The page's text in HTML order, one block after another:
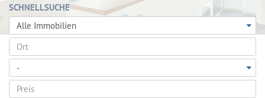
SCHNELLSUCHE
Objektart
Ort
Umkreis:
Preis